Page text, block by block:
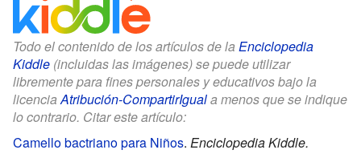
Todo el contenido de los artículos de la Enciclopedia
Kiddle (incluidas las imágenes) se puede utilizar
libremente para fines personales y educativos bajo la
licenciaAtribución-CompartirIguala menos que se indique
lo contrario. Citar este artículo:
Camello bactriano para Niños. Enciclopedia Kiddle.